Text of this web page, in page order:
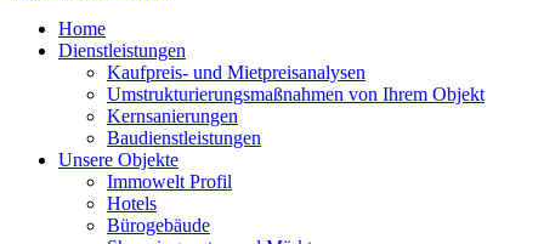
Home
Dienstleistungen
Kaufpreis- und Mietpreisanalysen
Umstrukturierungsmaßnahmen von Ihrem Objekt
Kernsanierungen
Baudienstleistungen
Unsere Objekte
Immowelt Profil
Hotels
Bürogebäude